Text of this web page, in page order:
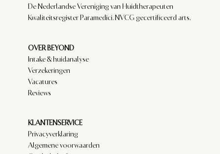
De Nederlandse Vereniging van Huidtherapeuten
Kwaliteitsregister Paramedici. NVCG gecertificeerd arts.
OVER BEYOND
Intake & huidanalyse
Verzekeringen
Vacatures
Reviews
KLANTENSERVICE
Privacyverklaring
Algemene voorwaarden